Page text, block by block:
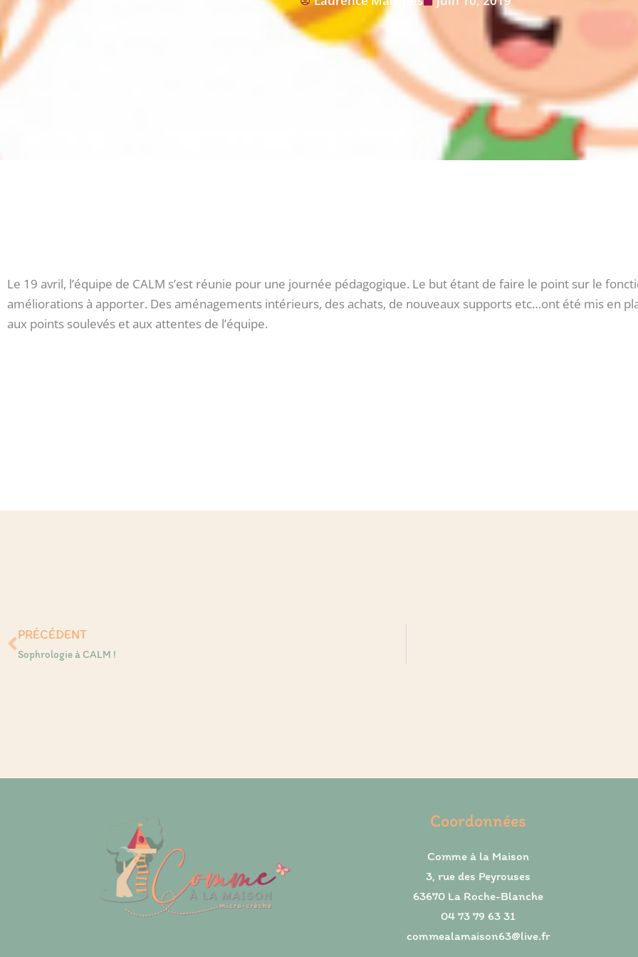
Le 19 avril, l’équipe de CALM s’est réunie pour une journée pédagogique. Le but étant de faire le point sur le
améliorations à apporter. Des aménagements intérieurs, des achats, de nouveaux supports etc…ont été mis en
aux points soulevés et aux attentes de l’équipe.
Précédent
PRÉCÉDENT
Sophrologie à CALM !
Coordonnées
Comme à la Maison
3, rue des Peyrouses
63670 La Roche-Blanche
04 73 79 63 31
commealamaison63@live.fr